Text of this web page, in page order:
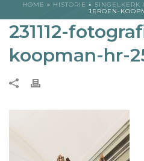
HOME » HISTORIE » SINGELKERK
JEROEN-
231112-
koopman-hr-